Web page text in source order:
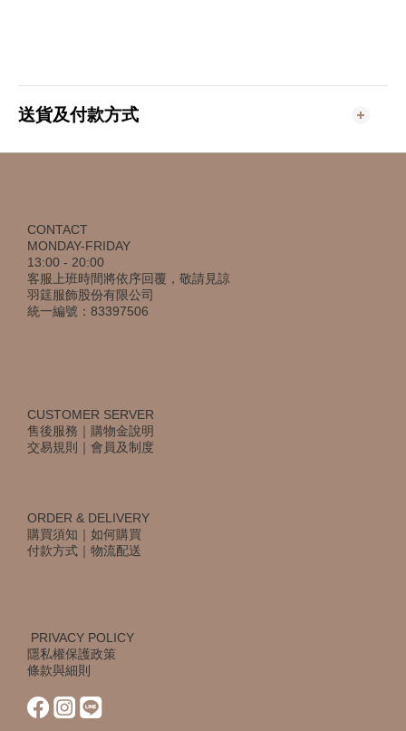
送貨及付款方式
CONTACT
MONDAY-FRIDAY
13:00 - 20:00
客服上班時間將依序回覆，敬請見諒
羽筳服飾股份有限公司
統一編號：83397506
CUSTOMER SERVER
售後服務 ｜ 購物金說明
交易規則
｜ 會員及制度
ORDER & DELIVERY
購買須知 ｜ 如何購買
付款方式 ｜ 物流配送
PRIVACY POLICY
隱私權保護政策
條款與細則